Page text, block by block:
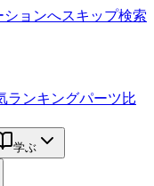
ションへスキップ検索
ランキングパーツ比
学ぶ